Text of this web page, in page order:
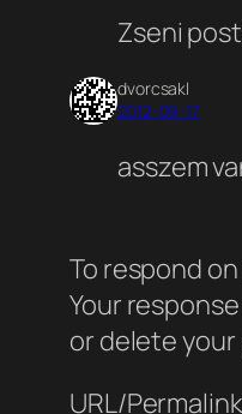
Zseni
dvorcsakl
2012-09-17
asszem
To respond
Your
or delete your
URL/